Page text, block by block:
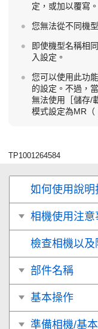
定，或加以覆寫。
您無法從不同機
即使機型名稱相
入設定。
您可以使用此功
的設定。不過，
無法使用
［儲存/
模式設定為MR（
TP1001264584
如何使用說明
相機使用注意
檢查相機以
部件名稱
基本操作
準備相機/基